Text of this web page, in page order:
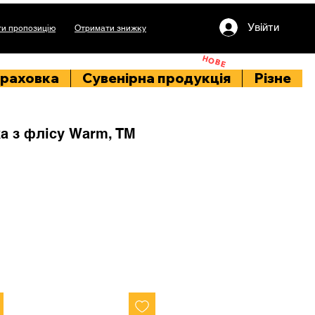
пропозицію Отримати знижку Увійти
НОВЕ
Сувенірна продукція Різне
з флісу Warm, TM